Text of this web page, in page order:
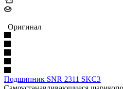
Оригинал
Подшипник SNR 2311 SKC3